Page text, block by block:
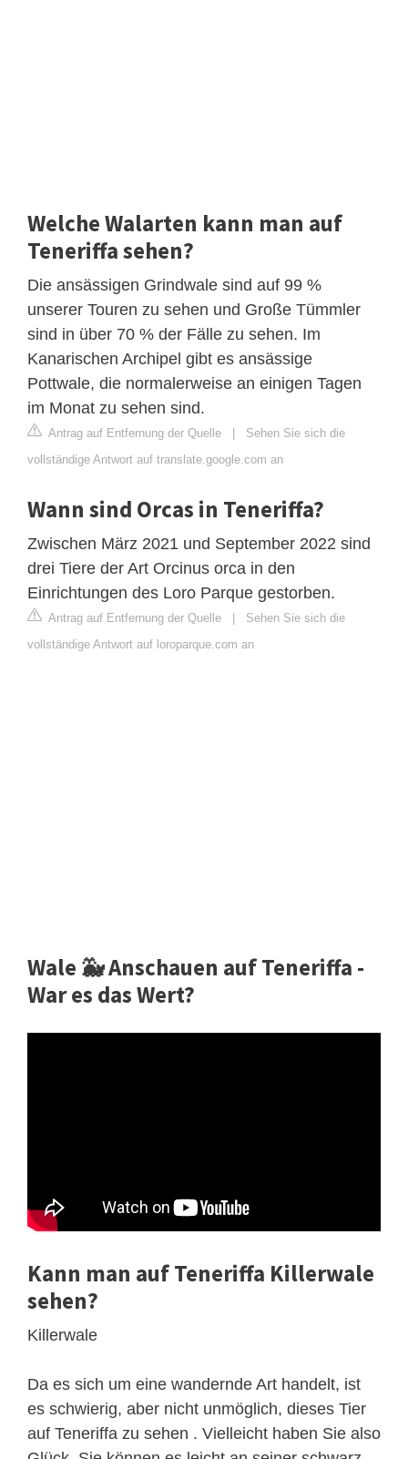
Welche Walarten kann man auf
Teneriffa sehen?
Die ansässigen Grindwale sind auf 99 %
unserer Touren zu sehen und Große Tümmler
sind in über 70 % der Fälle zu sehen. Im
Kanarischen Archipel gibt es ansässige
Pottwale, die normalerweise an einigen Tagen
im Monat zu sehen sind.
Antrag auf Entfernung der Quelle
Sehen Sie sich die
vollständige Antwort auf translate.google.com an
Wann sind Orcas in Teneriffa?
Zwischen März 2021 und September 2022 sind
drei Tiere der Art Orcinus orca in den
Einrichtungen des Loro Parque gestorben.
Antrag auf Entfernung der Quelle
Sehen Sie sich die
vollständige Antwort auf loroparque.com an
Wale 🐳 Anschauen auf Teneriffa -
War es das Wert?
Kann man auf Teneriffa Killerwale
sehen?
Killerwale
Da es sich um eine wandernde Art handelt, ist
es schwierig, aber nicht unmöglich, dieses Tier
auf Teneriffa zu sehen . Vielleicht haben Sie also